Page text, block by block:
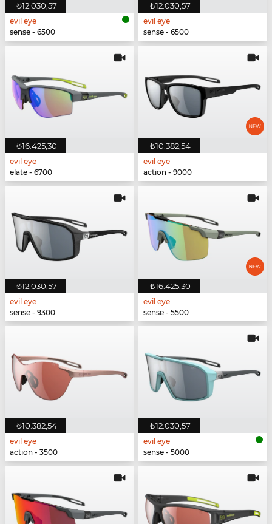
₺12.030,57
evil eye
sense - 6500
₺12.030,57
evil eye
sense - 6500
₺16.425,30
evil eye
elate - 6700
₺10.382,54
evil eye
action - 9000
₺12.030,57
evil eye
sense - 9300
₺16.425,30
evil eye
sense - 5500
₺10.382,54
evil eye
action - 3500
₺12.030,57
evil eye
sense - 5000